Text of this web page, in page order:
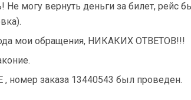
могу вернуть деньги за билет, рейс
мои обращения, НИКАКИХ ОТВЕТОВ!!!
, номер заказа 13440543 был проведен.